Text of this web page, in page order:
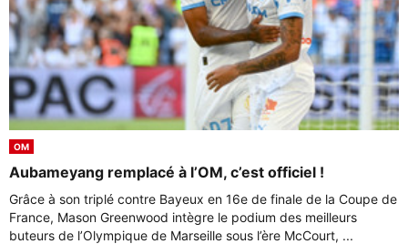
OM
Aubameyang remplacé à l’OM, c’est officiel !
Grâce à son triplé contre Bayeux en 16e de finale de la Coupe de
France, Mason Greenwood intègre le podium des meilleurs
buteurs de l’Olympique de Marseille sous l’ère McCourt, ...